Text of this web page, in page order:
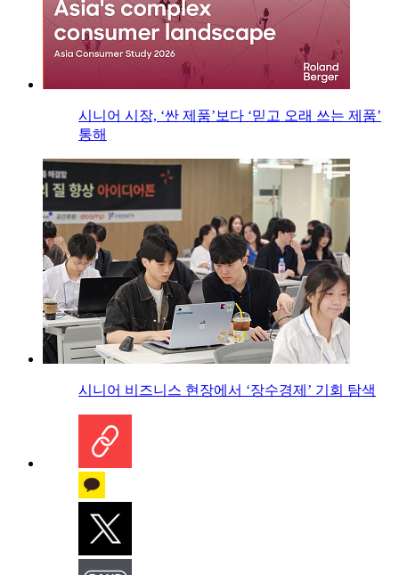
시니어 시장, ‘싼 제품’보다 ‘믿고 오래 쓰는 제품’
통해
시니어 비즈니스 현장에서 ‘장수경제’ 기회 탐색